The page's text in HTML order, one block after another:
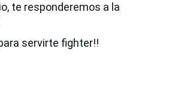
te responderemos a la
servirte fighter!!